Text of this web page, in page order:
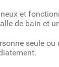
et
de bain et
seule ou